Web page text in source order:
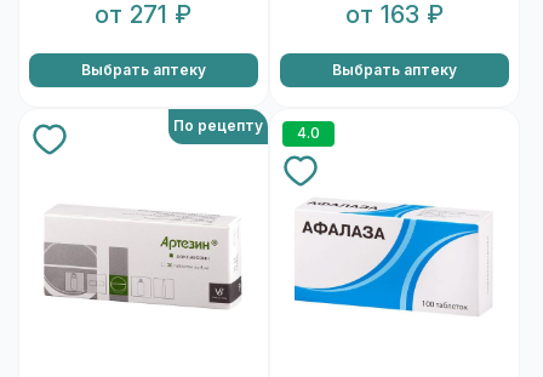
от 271 ₽
Выбрать аптеку
от 163 ₽
Выбрать аптеку
По рецепту 4.0